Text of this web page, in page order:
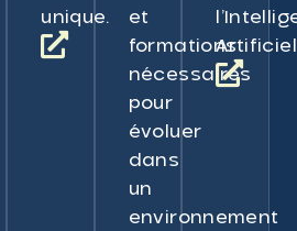
unique.
et
formations
nécessaires
pour
évoluer
dans
un
environnement